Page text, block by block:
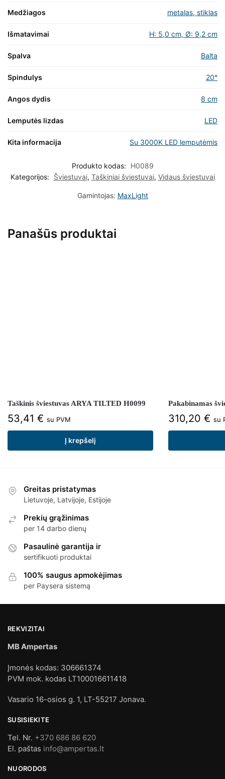
Medžiagos metalas, stiklas
Išmatavimai H: 5,0 cm, Ø: 9,2 cm
Spalva Balta
Spindulys 20°
Angos dydis 8 cm
Lemputės lizdas LED
Kita informacija Su 3000K LED lemputėmis
Produkto kodas:
H0089
Kategorijos:
Šviestuvai, Taškiniai šviestuvai, Vidaus šviestuvai
Gamintojas: MaxLight
Panašūs produktai
Taškinis šviestuvas ARYA TILTED H0099
53,41 € su PVM
Į krepšelį
Pakabinamas
310,20 € su
Greitas pristatymas
Lietuvoje, Latvijoje, Estijoje
Prekių grąžinimas
per 14 darbo dienų
Pasaulinė garantija ir
sertifikuoti produktai
100% saugus apmokėjimas
per Paysera sistemą
REKVIZITAI
MB Ampertas
Įmonės kodas: 306661374
PVM mok. kodas LT100016611418
Vasario 16-osios g. 1, LT-55217 Jonava.
SUSISIEKITE
Tel. Nr. +370 686 86 620
El. paštas info@ampertas.lt
NUORODOS